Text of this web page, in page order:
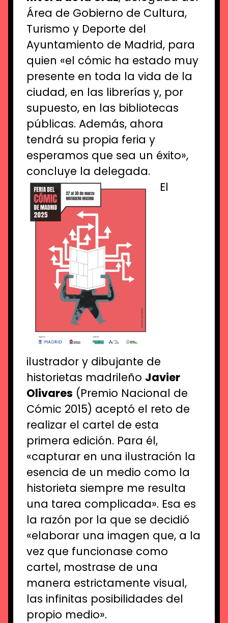
Área de Gobierno de Cultura,
Turismo y Deporte del
Ayuntamiento de Madrid, para
quien «el cómic ha estado muy
presente en toda la vida de la
ciudad, en las librerías y, por
supuesto, en las bibliotecas
públicas. Además, ahora
tendrá su propia feria y
esperamos que sea un éxito»,
concluye la delegada.
El
ilustrador y dibujante de
historietas madrileño Javier
Olivares (Premio Nacional de
Cómic 2015) aceptó el reto de
realizar el cartel de esta
primera edición. Para él,
«capturar en una ilustración la
esencia de un medio como la
historieta siempre me resulta
una tarea complicada». Esa es
la razón por la que se decidió
«elaborar una imagen que, a la
vez que funcionase como
cartel, mostrase de una
manera estrictamente visual,
las infinitas posibilidades del
propio medio».